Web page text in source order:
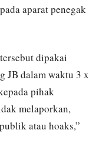
aparat penegak
dipakai
JB dalam waktu 3 x
pihak
melaporkan,
atau hoaks,”